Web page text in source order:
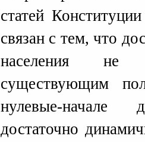
статей
связан с тем, что
населения не
существующим
нулевые-начале
достаточно